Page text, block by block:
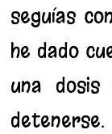
seguías
he dado
una